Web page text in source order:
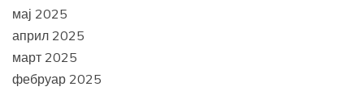
мај 2025
април 2025
март 2025
фебруар 2025